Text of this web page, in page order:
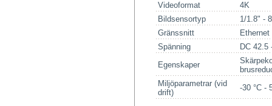
Videoformat
4K
Bildsensortyp
1/1.8" -
Gränssnitt
Spänning
DC 42.5
Egenskaper
Miljöparametrar (vid
drift)
-30 °C -